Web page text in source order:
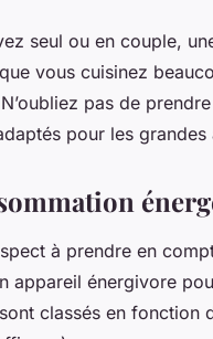
seul ou en couple,
vous cuisinez
pas de
pour les
à prendre en
appareil énergivore
classés en